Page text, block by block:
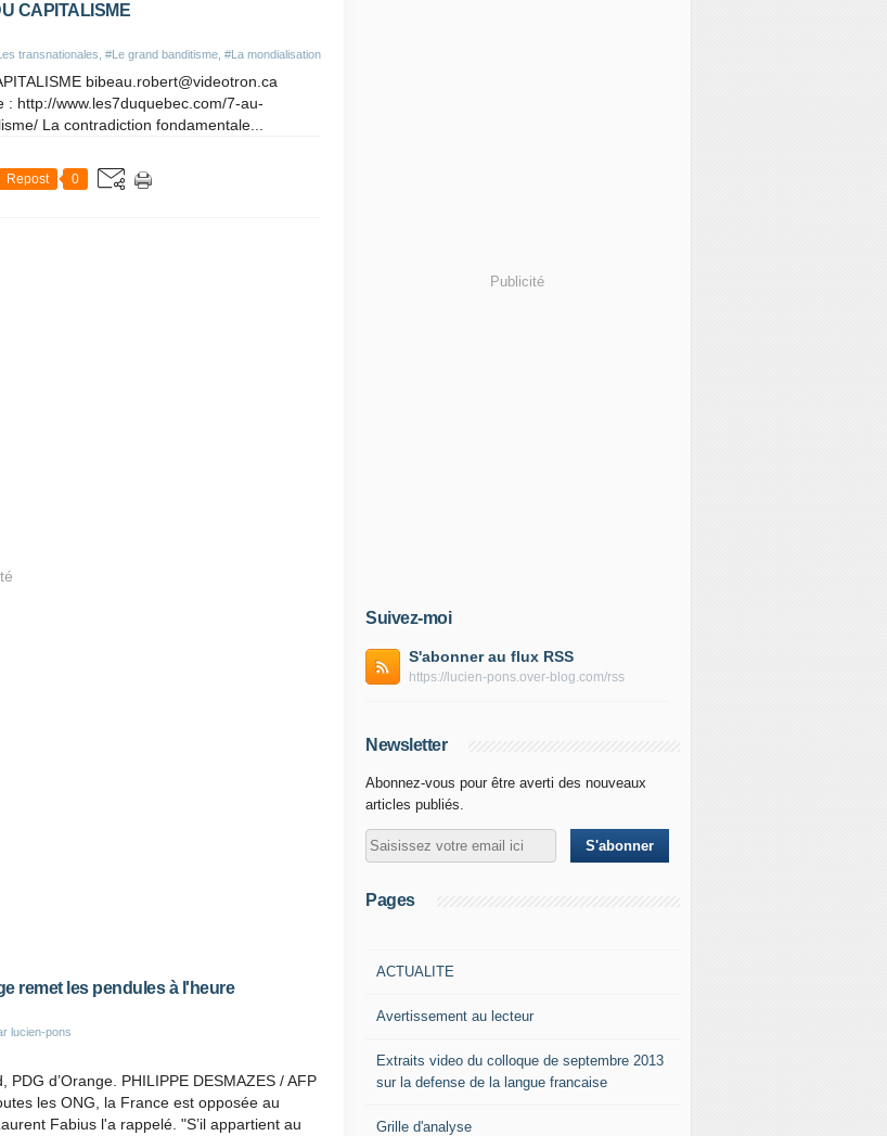
CAPITALISME
transnationales #Le grand banditisme #La mondialisation
bibeau.robert@videotron.ca
http://www.les7duquebec.com/7-au-
La contradiction fondamentale...
Repost 0
remet les pendules à l'heure
lucien-pons
PDG d’Orange. PHILIPPE DESMAZES / AFP
les ONG, la France est opposée au
Fabius l'a rappelé. "S’il appartient au
Publicité
Suivez-moi
S'abonner au flux RSS
https://lucien-pons.over-blog.com/rss
Newsletter
Abonnez-vous pour être averti des nouveaux
articles publiés.
Pages
ACTUALITE
Avertissement au lecteur
Extraits video du colloque de septembre 2013
sur la defense de la langue francaise
Grille d'analyse